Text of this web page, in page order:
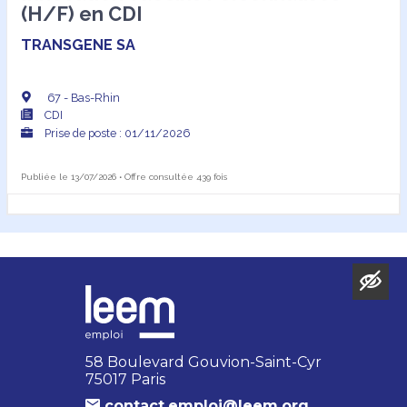
(H/F) en CDI
TRANSGENE SA
67 - Bas-Rhin
CDI
Prise de poste : 01/11/2026
Publiée le 13/07/2026 • Offre consultée 439 fois
58 Boulevard Gouvion-Saint-Cyr
75017 Paris